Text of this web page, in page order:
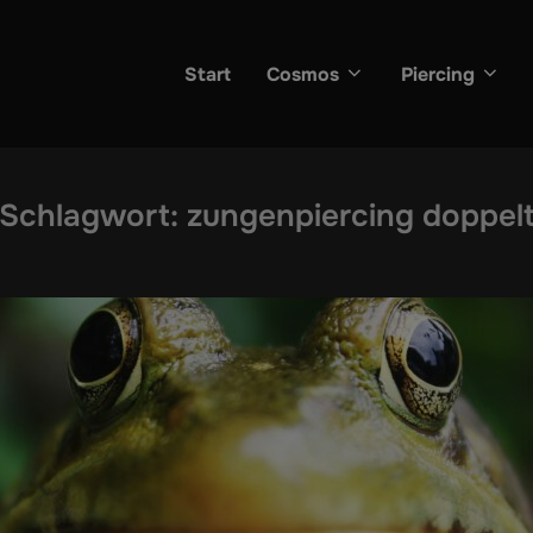
Start Cosmos Piercing
Schlagwort: zungenpiercing doppelt